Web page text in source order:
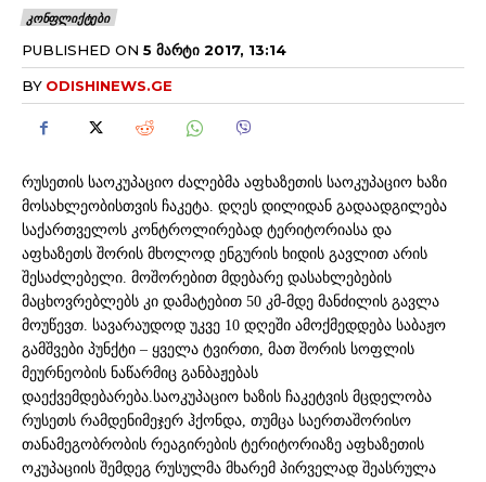
ᲙᲝᲜᲤᲚᲘᲥᲢᲔᲑᲘ
PUBLISHED ON 5 ᲛᲐᲠᲢᲘ 2017, 13:14
BY ODISHINEWS.GE
რუსეთის საოკუპაციო ძალებმა აფხაზეთის საოკუპაციო ხაზი
მოსახლეობისთვის ჩაკეტა. დღეს დილიდან გადაადგილება
საქართველოს კონტროლირებად ტერიტორიასა და
აფხაზეთს შორის მხოლოდ ენგურის ხიდის გავლით არის
შესაძლებელი. მოშორებით მდებარე დასახლებების
მაცხოვრებლებს კი დამატებით 50 კმ-მდე მანძილის გავლა
მოუწევთ. სავარაუდოდ უკვე 10 დღეში ამოქმედდება საბაჟო
გამშვები პუნქტი – ყველა ტვირთი, მათ შორის სოფლის
მეურნეობის ნაწარმიც განბაჟებას
დაექვემდებარება.საოკუპაციო ხაზის ჩაკეტვის მცდელობა
რუსეთს რამდენიმეჯერ ჰქონდა, თუმცა საერთაშორისო
თანამეგობრობის რეაგირების ტერიტორიაზე აფხაზეთის
ოკუპაციის შემდეგ რუსულმა მხარემ პირველად შეასრულა